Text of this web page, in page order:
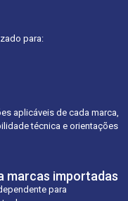
para:
aplicáveis de cada marca,
técnica e orientações
marcas importadas
para